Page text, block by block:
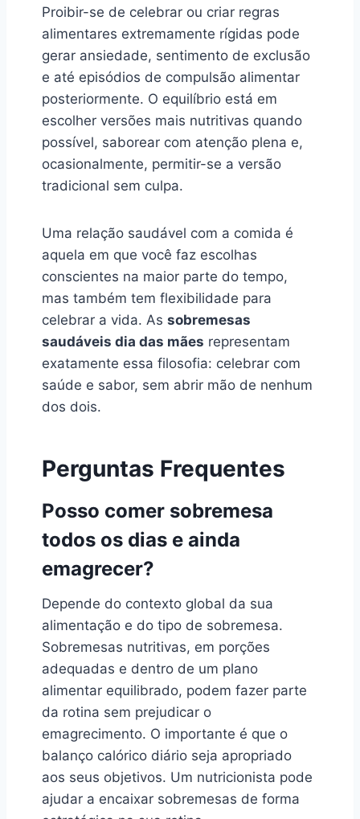
Proibir-se de celebrar ou criar regras
alimentares extremamente rígidas pode
gerar ansiedade, sentimento de exclusão
e até episódios de compulsão alimentar
posteriormente. O equilíbrio está em
escolher versões mais nutritivas quando
possível, saborear com atenção plena e,
ocasionalmente, permitir-se a versão
tradicional sem culpa.
Uma relação saudável com a comida é
aquela em que você faz escolhas
conscientes na maior parte do tempo,
mas também tem flexibilidade para
celebrar a vida. As sobremesas
saudáveis dia das mães representam
exatamente essa filosofia: celebrar com
saúde e sabor, sem abrir mão de nenhum
dos dois.
Perguntas Frequentes
Posso comer sobremesa
todos os dias e ainda
emagrecer?
Depende do contexto global da sua
alimentação e do tipo de sobremesa.
Sobremesas nutritivas, em porções
adequadas e dentro de um plano
alimentar equilibrado, podem fazer parte
da rotina sem prejudicar o
emagrecimento. O importante é que o
balanço calórico diário seja apropriado
aos seus objetivos. Um nutricionista pode
ajudar a encaixar sobremesas de forma